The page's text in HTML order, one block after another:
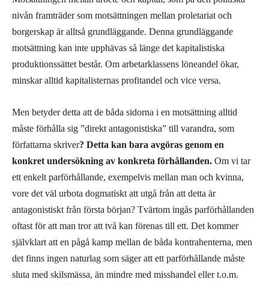
nivån framträder som motsättningen mellan proletariat och
borgerskap är alltså grundläggande. Denna grundläggande
motsättning kan inte upphävas så länge det kapitalistiska
produktionssättet består. Om arbetarklassens löneandel ökar,
minskar alltid kapitalisternas profitandel och vice versa.
Men betyder detta att de båda sidorna i en motsättning alltid
måste förhålla sig ”direkt antagonistiska” till varandra, som
författarna skriver? Detta kan bara avgöras genom en
konkret undersökning av konkreta förhållanden. Om vi tar
ett enkelt parförhållande, exempelvis mellan man och kvinna,
vore det väl urbota dogmatiskt att utgå från att detta är
antagonistiskt från första början? Tvärtom ingås parförhållanden
oftast för att man tror att två kan förenas till ett. Det kommer
självklart att en pågå kamp mellan de båda kontrahenterna, men
det finns ingen naturlag som säger att ett parförhållande måste
sluta med skilsmässa, än mindre med misshandel eller t.o.m.